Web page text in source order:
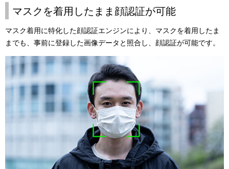
マスクを着用したまま顔認証が可能
マスク着用に特化した顔認証エンジンにより、マスクを着用したま
までも、事前に登録した画像データと照合し、顔認証が可能です。